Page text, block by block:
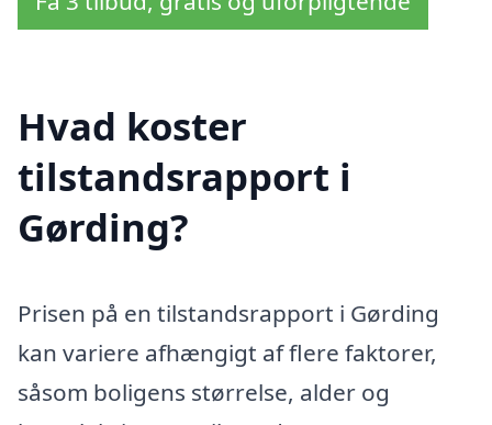
Hvad koster
tilstandsrapport i
Gørding?
Prisen på en tilstandsrapport i Gørding
kan variere afhængigt af flere faktorer,
såsom boligens størrelse, alder og